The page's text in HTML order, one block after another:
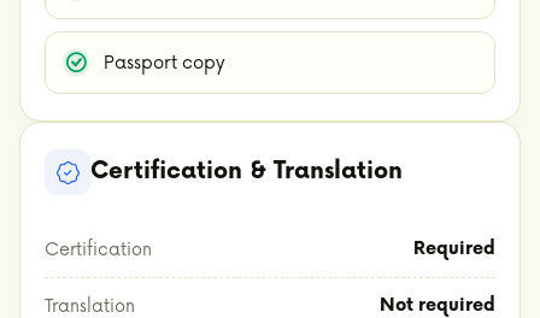
Passport copy
Certification & Translation
Certification Required
Translation Not required